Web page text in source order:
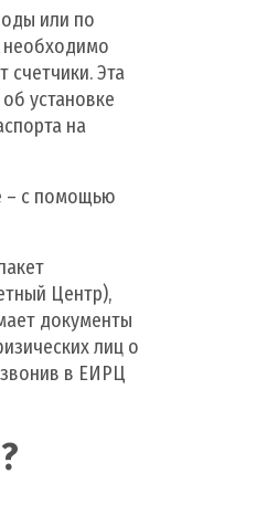
или по
необходимо
счетчики. Эта
установке
на
– с помощью
Центр),
документы
лиц о
в ЕИРЦ